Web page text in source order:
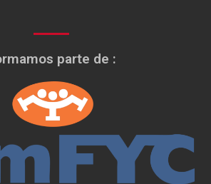
parte de :